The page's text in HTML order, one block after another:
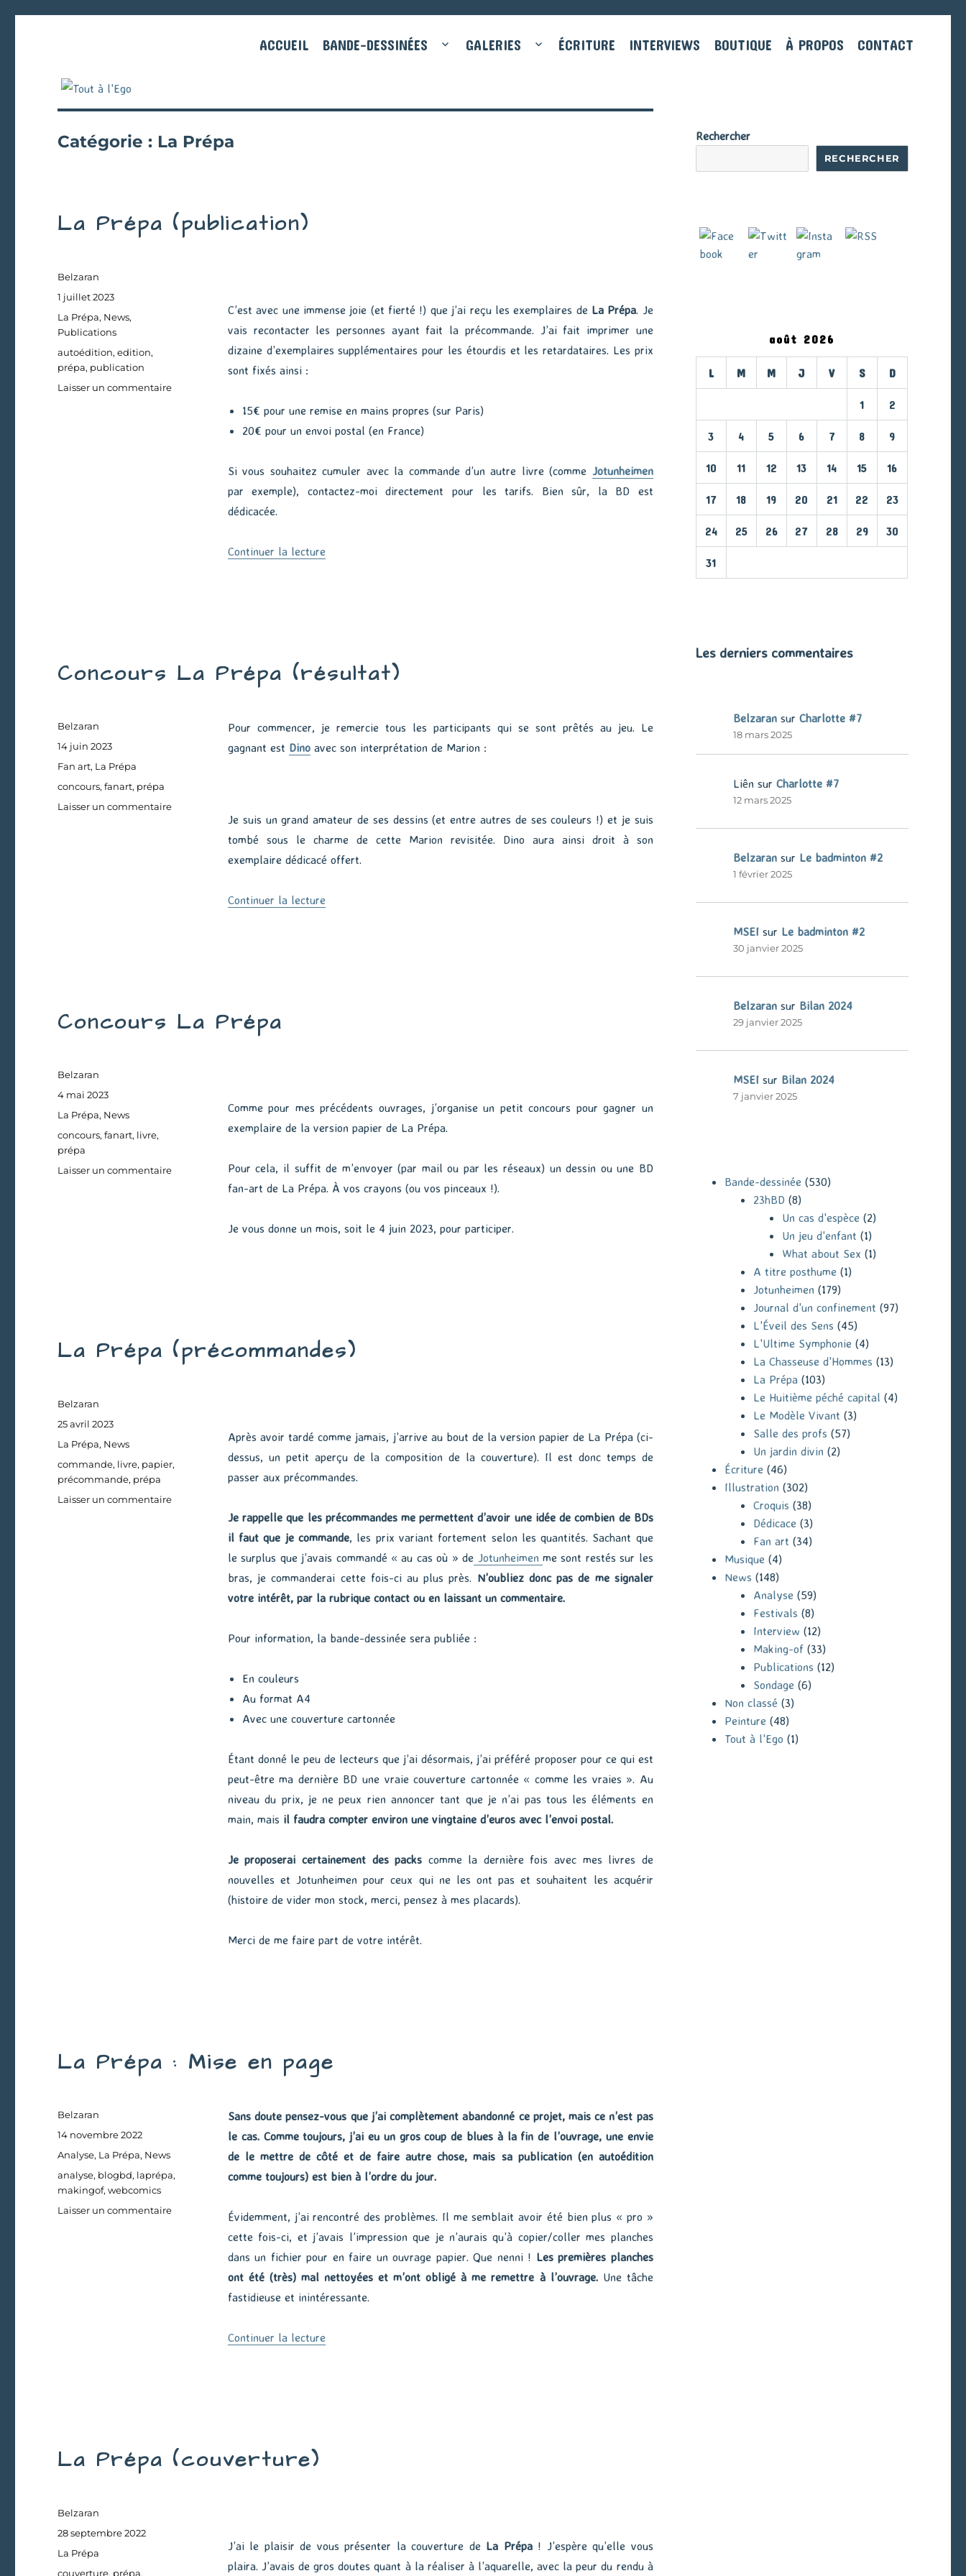
ACCUEIL BANDE-DESSINÉES GALERIES ÉCRITURE INTERVIEWS BOUTIQUE À PROPOS CONTACT
Catégorie : La Prépa
La Prépa (publication)
C’est avec une immense joie (et fierté !) que j’ai reçu les exemplaires de La Prépa. Je
vais recontacter les personnes ayant fait la précommande. J’ai fait imprimer une
dizaine d’exemplaires supplémentaires pour les étourdis et les retardataires. Les prix
sont fixés ainsi :
15€ pour une remise en mains propres (sur Paris)
20€ pour un envoi postal (en France)
Si vous souhaitez cumuler avec la commande d’un autre livre (comme Jotunheimen
par exemple), contactez-moi directement pour les tarifs. Bien sûr, la BD est
dédicacée.
Continuer la lecturede « La Prépa (publication) »
Auteur
Belzaran
Publié
1 juillet 2023
Catégories
La Prépa, News,
Publications
Étiquettes
autoédition,edition,
prépa, publication
Laisser un commentairesur
(publication)
Concours La Prépa (résultat)
Pour commencer, je remercie tous les participants qui se sont prêtés au jeu. Le
gagnant est Dino avec son interprétation de Marion :
Je suis un grand amateur de ses dessins (et entre autres de ses couleurs !) et je suis
tombé sous le charme de cette Marion revisitée. Dino aura ainsi droit à son
exemplaire dédicacé offert.
Continuer la lecturede « Concours La Prépa (résultat) »
Auteur
Belzaran
Publié
le
14 juin 2023
Catégories
Fan art, La Prépa
Étiquettes
concours,fanart, prépa
Laisser un commentairesur
Concours La Prépa
Comme pour mes précédents ouvrages, j’organise un petit concours pour gagner un
exemplaire de la version papier de La Prépa.
Pour cela, il suffit de m’envoyer (par mail ou par les réseaux) un dessin ou une BD
fan-art de La Prépa. À vos crayons (ou vos pinceaux !).
Je vous donne un mois, soit le 4 juin 2023, pour participer.
Auteur
Belzaran
Publié
le
4 mai 2023
Catégories
La Prépa, News
Étiquettes
concours,fanart, livre,
prépa
Laisser un commentairesur
La Prépa (précommandes)
Après avoir tardé comme jamais, j’arrive au bout de la version papier de La Prépa (ci-
dessus, un petit aperçu de la composition de la couverture). Il est donc temps de
passer aux précommandes.
Je rappelle que les précommandes me permettent d’avoir une idée de combien de BDs
il faut que je commande, les prix variant fortement selon les quantités. Sachant que
le surplus que j’avais commandé « au cas où » de Jotunheimenme sont restés sur les
bras, je commanderai cette fois-ci au plus près. N’oubliez donc pas de me signaler
votre intérêt, par la rubrique contact ou en laissant un commentaire.
Pour information, la bande-dessinée sera publiée :
En couleurs
Au format A4
Avec une couverture cartonnée
Étant donné le peu de lecteurs que j’ai désormais, j’ai préféré proposer pour ce qui est
peut-être ma dernière BD une vraie couverture cartonnée « comme les vraies ». Au
niveau du prix, je ne peux rien annoncer tant que je n’ai pas tous les éléments en
main, mais il faudra compter environ une vingtaine d’euros avec l’envoi postal.
Je proposerai certainement des packs comme la dernière fois avec mes livres de
nouvelles et Jotunheimen pour ceux qui ne les ont pas et souhaitent les acquérir
(histoire de vider mon stock, merci, pensez à mes placards).
Merci de me faire part de votre intérêt.
Auteur
Belzaran
Publié
25 avril 2023
Catégories
La Prépa, News
Étiquettes
commande, livre, papier,
précommande, prépa
Laisser un commentairesur
(précommandes)
La Prépa : Mise en page
Sans doute pensez-vous que j’ai complètement abandonné ce projet, mais ce n’est pas
le cas. Comme toujours, j’ai eu un gros coup de blues à la fin de l’ouvrage, une envie
de le mettre de côté et de faire autre chose, mais sa publication (en autoédition
comme toujours) est bien à l’ordre du jour.
Évidemment, j’ai rencontré des problèmes. Il me semblait avoir été bien plus « pro »
cette fois-ci, et j’avais l’impression que je n’aurais qu’à copier/coller mes planches
dans un fichier pour en faire un ouvrage papier. Que nenni ! Les premières planches
ont été (très) mal nettoyées et m’ont obligé à me remettre à l’ouvrage.Une tâche
fastidieuse et inintéressante.
Continuer la lecturede « La Prépa : Mise en page »
Auteur
Belzaran
Publié
14 novembre 2022
Catégories
Analyse, La Prépa, News
Étiquettes
analyse, blogbd, laprépa,
makingof,webcomics
Laisser un commentairesur
La Prépa (couverture)
J’ai le plaisir de vous présenter la couverture de La Prépa! J’espère qu’elle vous
plaira. J’avais de gros doutes quant à la réaliser à l’aquarelle, avec la peur du rendu à
Auteur
Belzaran
Publié
28 septembre 2022
Catégories
La Prépa
Étiquettes
couverture, prépa,
Rechercher
RECHERCHER
août 2026
L M M J V S D
1 2
3 4 5 6 7 8 9
10 11 12 13 14 15 16
17 18 19 20 21 22 23
24 25 26 27 28 29 30
31
Les derniers commentaires
Belzaransur Charlotte #7
18 mars 2025
Liên sur Charlotte #7
12 mars 2025
Belzaransur Le badminton #2
1 février 2025
MSEIsur Le badminton #2
30 janvier 2025
Belzaransur Bilan 2024
29 janvier 2025
MSEIsur Bilan 2024
7 janvier 2025
Bande-dessinée (530)
23hBD (8)
Un cas d'espèce (2)
Un jeu d'enfant (1)
What about Sex (1)
A titre posthume (1)
Jotunheimen (179)
Journal d'un confinement (97)
L'Éveil des Sens (45)
L'Ultime Symphonie (4)
La Chasseuse d'Hommes (13)
La Prépa(103)
Le Huitième péché capital (4)
Le Modèle Vivant (3)
Salle des profs (57)
Un jardin divin (2)
Écriture (46)
Illustration (302)
Croquis (38)
Dédicace (3)
Fan art (34)
Musique (4)
News (148)
Analyse (59)
Festivals (8)
Interview (12)
Making-of(33)
Publications (12)
Sondage (6)
Non classé (3)
Peinture (48)
Tout à l'Ego (1)